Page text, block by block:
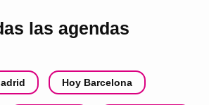
las agendas
Hoy Barcelona